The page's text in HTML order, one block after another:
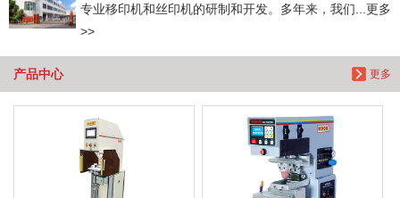
专业移印机和丝印机的研制和开发。多年来，我们...更多
>>
更多
产品中心